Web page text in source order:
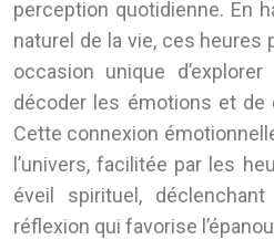
perception quotidienne. En
naturel de la vie, ces
occasion unique
décoder les émotions et
Cette connexion
l’univers, facilitée par les
éveil spirituel,
réflexion qui favorise